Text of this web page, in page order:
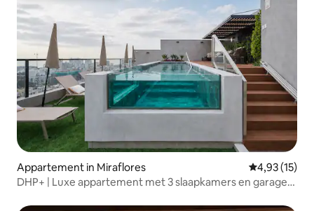
Appartement in Miraflores Gemiddelde
4,93 (15)
DHP+ | Luxe appartement met 3 slaapkamers en garage